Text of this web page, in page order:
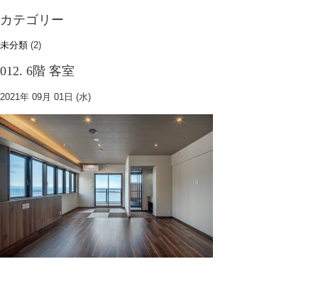
カテゴリー
未分類 (2)
012. 6階 客室
2021年 09月 01日 (水)